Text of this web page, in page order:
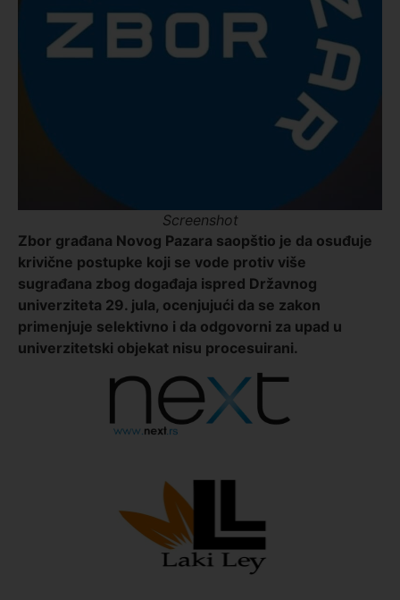
Screenshot
Zbor građana Novog Pazara saopštio je da osuđuje
krivične postupke koji se vode protiv više
sugrađana zbog događaja ispred Državnog
univerziteta 29. jula, ocenjujući da se zakon
primenjuje selektivno i da odgovorni za upad u
univerzitetski objekat nisu procesuirani.